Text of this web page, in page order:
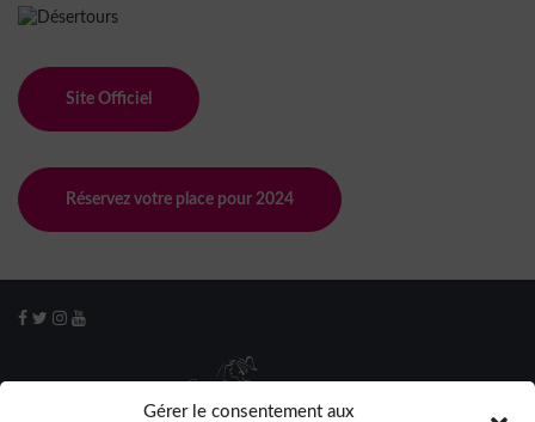
Gérer le consentement aux
Site Officiel
Réservez votre place pour 2024